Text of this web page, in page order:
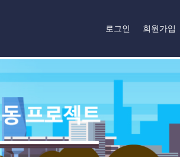
로그인 회원가입